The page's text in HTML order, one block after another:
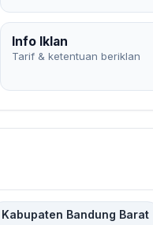
Info Iklan
Tarif & ketentuan beriklan
Kabupaten Bandung Barat